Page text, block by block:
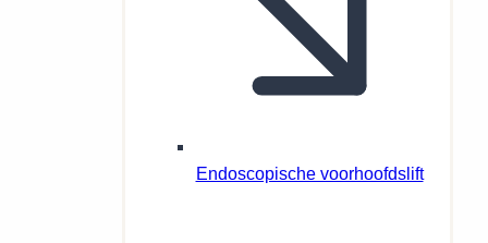
Endoscopische voorhoofdslift